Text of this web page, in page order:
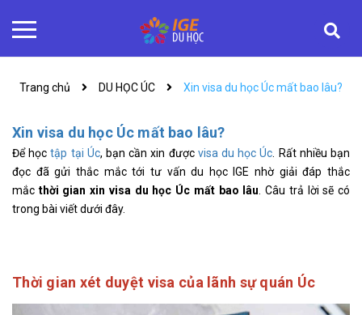
Trang chủ DU HỌC ÚC Xin visa du học Úc mất bao lâu?
Xin visa du học Úc mất bao lâu?
Để họctập tại Úc, bạn cần xin được visa du học Úc . Rất nhiều bạn
đọc đã gửi thắc mắc tới tư vấn du học IGE nhờ giải đáp thắc
mắc thời gian xin visa du học Úc mất bao lâu . Câu trả lời sẽ có
trong bài viết dưới đây.
Thời gian xét duyệt visa của lãnh sự quán Úc